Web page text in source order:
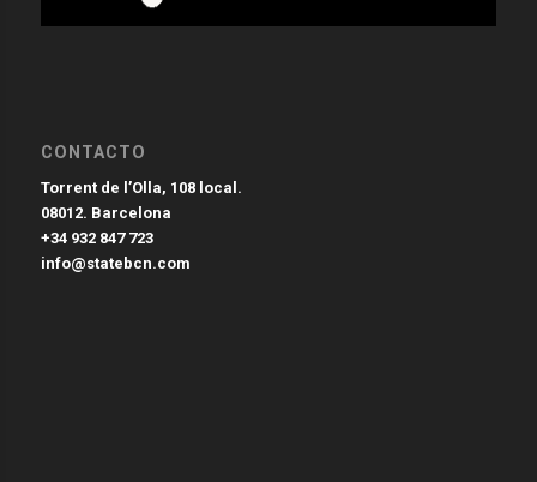
CONTACTO
Torrent de l’Olla, 108 local.
08012. Barcelona
+34 932 847 723
info@statebcn.com